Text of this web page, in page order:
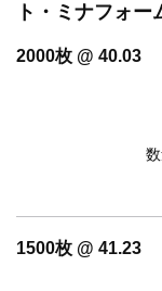
ト・ミナフォー
2000枚 @ 40.03
1500枚 @ 41.23